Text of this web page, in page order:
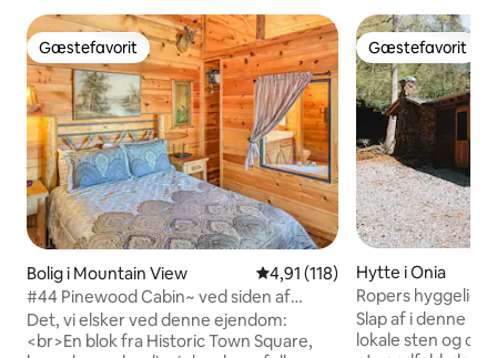
Gæstefavorit
Gæstefavorit
Bolig i Mountain View 4,91 ud af 5 i gennemsnitlig
4,91 (118)
#44 Pinewood Cabin~ ved siden af
pladsen
Det, vi elsker ved denne ejendom:
<br>En blok fra Historic Town Square,
Gæstefavorit
Gæstefavorit
Hytte i Onia
Ropers
Slap af i denne
lokale sten og